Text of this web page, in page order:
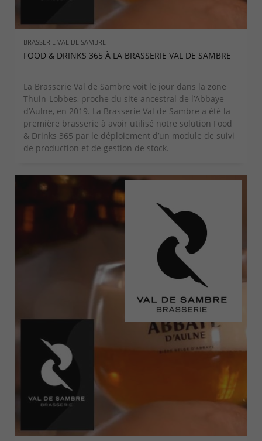
BRASSERIE VAL DE SAMBRE
FOOD & DRINKS 365 À LA BRASSERIE VAL DE SAMBRE
La Brasserie Val de Sambre voit le jour dans la zone
Thuin-Lobbes, proche du site ancestral de l’Abbaye
d’Aulne, en 2019. La Brasserie Val de Sambre a été la
première brasserie à avoir utilisé notre solution Food
& Drinks 365 par le déploiement d’un module de suivi
de production et de gestion de stock.